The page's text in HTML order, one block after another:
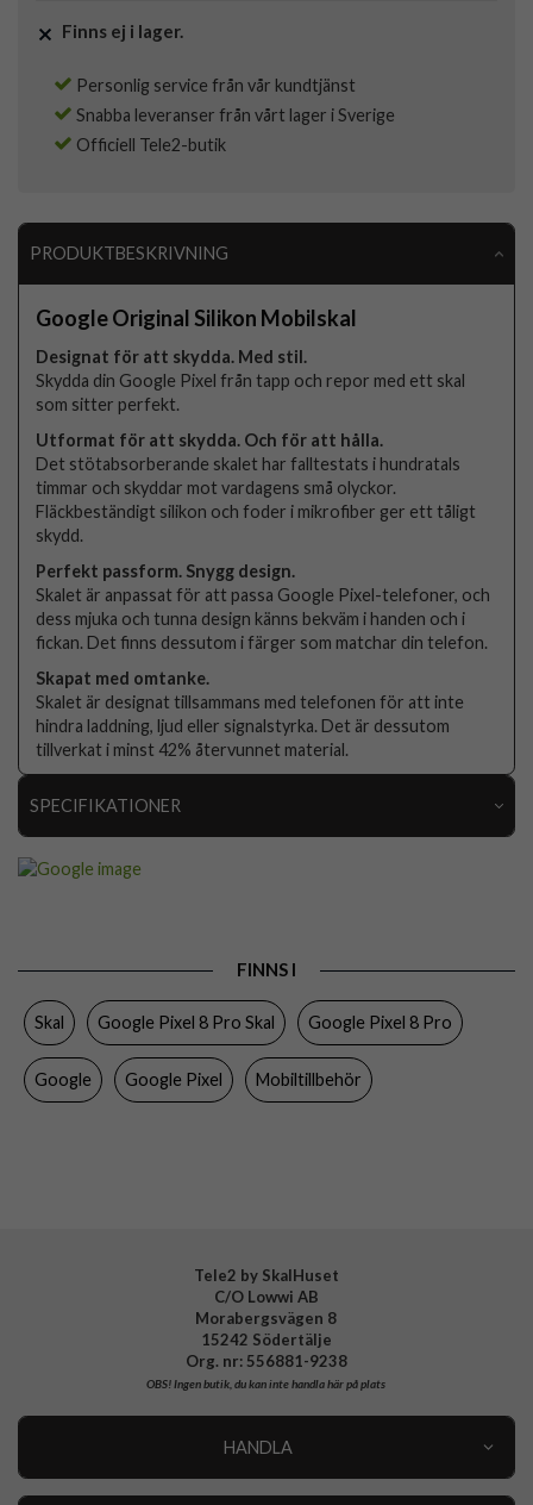
Finns ej i lager.
Personlig service från vår kundtjänst
Snabba leveranser från vårt lager i Sverige
Officiell Tele2-butik
PRODUKTBESKRIVNING
Google Original Silikon Mobilskal
Designat för att skydda. Med stil.
Skydda din Google Pixel från tapp och repor med ett skal
som sitter perfekt.
Utformat för att skydda. Och för att hålla.
Det stötabsorberande skalet har falltestats i hundratals
timmar och skyddar mot vardagens små olyckor.
Fläckbeständigt silikon och foder i mikrofiber ger ett tåligt
skydd.
Perfekt passform. Snygg design.
Skalet är anpassat för att passa Google Pixel-telefoner, och
dess mjuka och tunna design känns bekväm i handen och i
fickan. Det finns dessutom i färger som matchar din telefon.
Skapat med omtanke.
Skalet är designat tillsammans med telefonen för att inte
hindra laddning, ljud eller signalstyrka. Det är dessutom
tillverkat i minst 42% återvunnet material.
SPECIFIKATIONER
Trådlös laddning-kompatibel
Färg
Material Hårdplast (PC), Silikon
Varumärke
FINNS I
Skal Google Pixel 8 Pro Skal Google Pixel 8 Pro
Google Google Pixel Mobiltillbehör
Tele2 by SkalHuset
C/O Lowwi AB
Morabergsvägen 8
15242 Södertälje
Org. nr: 556881-9238
OBS!Ingen butik, du kan inte handla här på plats
HANDLA